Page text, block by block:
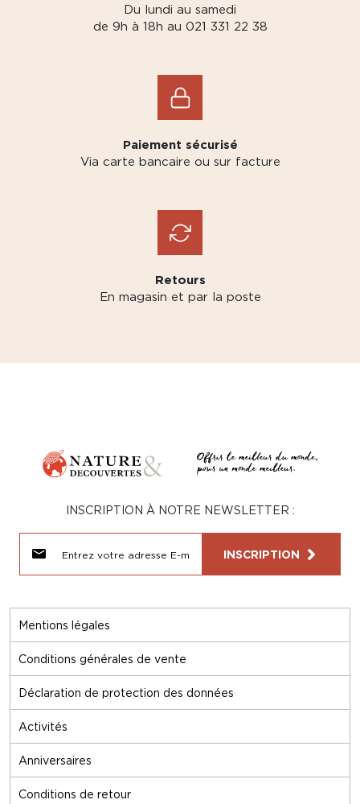
Du lundi au samedi
de 9h à 18h au 021 331 22 38
Paiement sécurisé
Via carte bancaire ou sur facture
Retours
En magasin et par la poste
Mentions légales
Conditions générales de vente
Déclaration de protection des données
Activités
Anniversaires
Conditions de retour
INSCRIPTION À NOTRE NEWSLETTER :
INSCRIPTION